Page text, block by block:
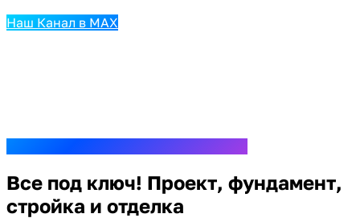
Наш Канал в MAX
Все под ключ! Проект, фундамент,
стройка и отделка